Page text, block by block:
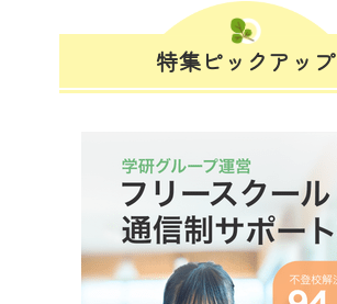
特集ピックアップ